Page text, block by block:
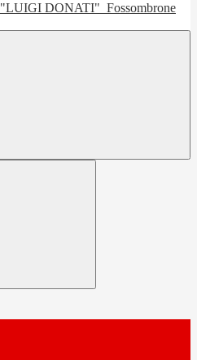
"LUIGI DONATI" Fossombrone